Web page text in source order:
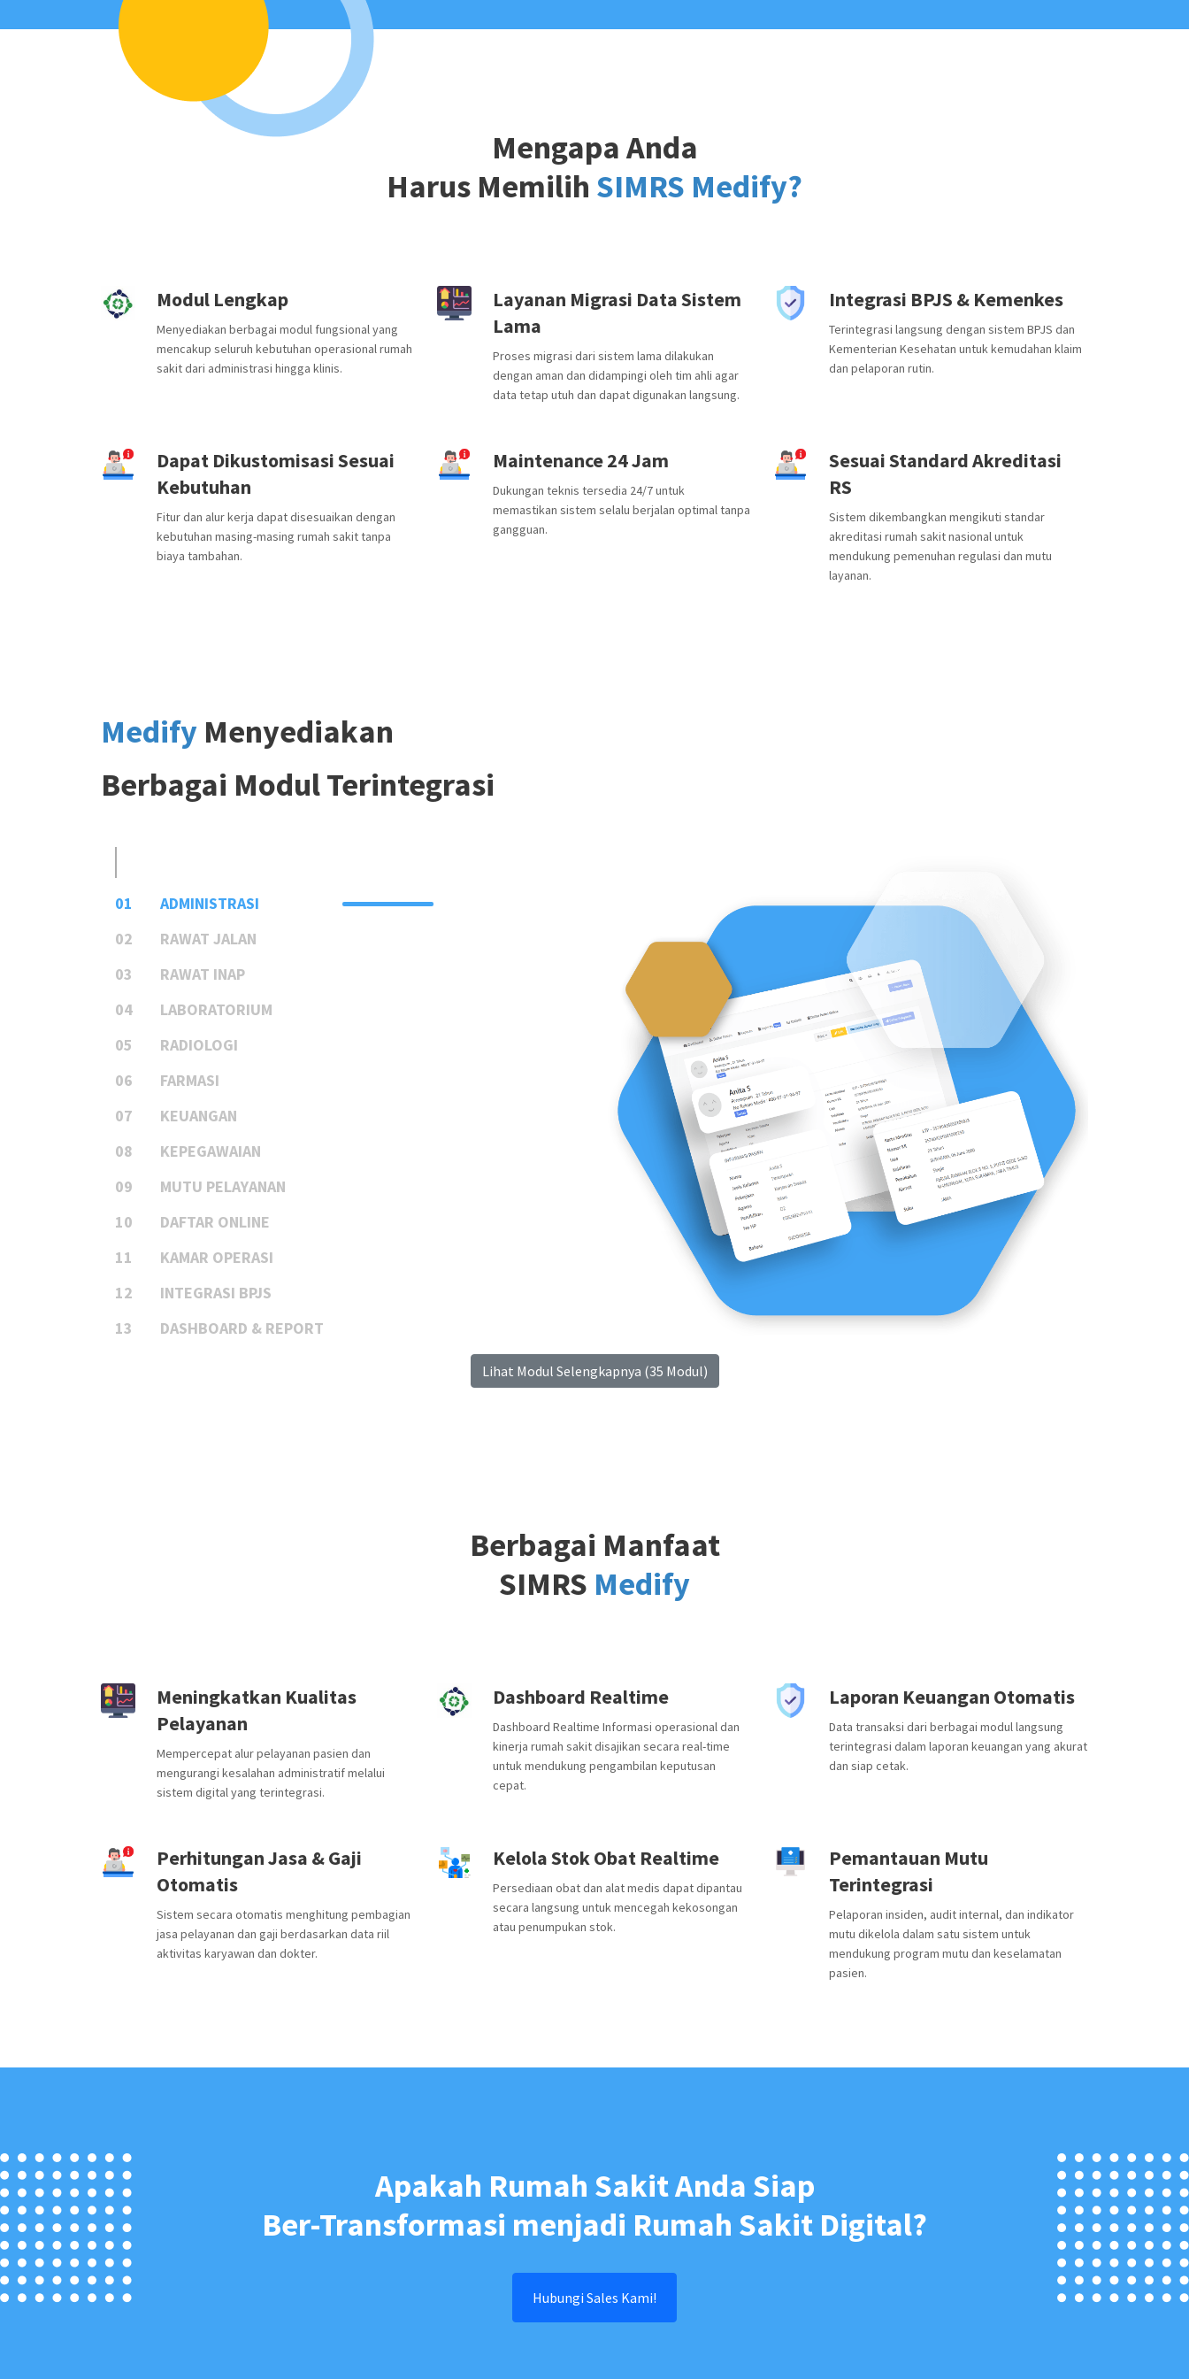
Mengapa Anda
Harus Memilih SIMRS Medify?
Modul Lengkap
Menyediakan berbagai modul fungsional yang
mencakup seluruh kebutuhan operasional rumah
sakit dari administrasi hingga klinis.
Layanan Migrasi Data Sistem
Lama
Proses migrasi dari sistem lama dilakukan
dengan aman dan didampingi oleh tim ahli agar
data tetap utuh dan dapat digunakan langsung.
Integrasi BPJS & Kemenkes
Terintegrasi langsung dengan sistem BPJS dan
Kementerian Kesehatan untuk kemudahan klaim
dan pelaporan rutin.
Dapat Dikustomisasi Sesuai
Kebutuhan
Fitur dan alur kerja dapat disesuaikan dengan
kebutuhan masing-masing rumah sakit tanpa
biaya tambahan.
Maintenance 24 Jam
Dukungan teknis tersedia 24/7 untuk
memastikan sistem selalu berjalan optimal tanpa
gangguan.
Sesuai Standard Akreditasi
RS
Sistem dikembangkan mengikuti standar
akreditasi rumah sakit nasional untuk
mendukung pemenuhan regulasi dan mutu
layanan.
Medify Menyediakan
Berbagai Modul Terintegrasi
01
ADMINISTRASI
02
RAWAT JALAN
03
RAWAT INAP
04
LABORATORIUM
05
RADIOLOGI
06
FARMASI
07
KEUANGAN
08
KEPEGAWAIAN
09
MUTU PELAYANAN
10
DAFTAR ONLINE
11
KAMAR OPERASI
12
INTEGRASI BPJS
13
DASHBOARD & REPORT
Lihat Modul Selengkapnya (35 Modul)
Berbagai Manfaat
SIMRS Medify
Meningkatkan Kualitas
Pelayanan
Mempercepat alur pelayanan pasien dan
mengurangi kesalahan administratif melalui
sistem digital yang terintegrasi.
Dashboard Realtime
Dashboard Realtime Informasi operasional dan
kinerja rumah sakit disajikan secara real-time
untuk mendukung pengambilan keputusan
cepat.
Laporan Keuangan Otomatis
Data transaksi dari berbagai modul langsung
terintegrasi dalam laporan keuangan yang akurat
dan siap cetak.
Perhitungan Jasa & Gaji
Otomatis
Sistem secara otomatis menghitung pembagian
jasa pelayanan dan gaji berdasarkan data riil
aktivitas karyawan dan dokter.
Kelola Stok Obat Realtime
Persediaan obat dan alat medis dapat dipantau
secara langsung untuk mencegah kekosongan
atau penumpukan stok.
Pemantauan Mutu
Terintegrasi
Pelaporan insiden, audit internal, dan indikator
mutu dikelola dalam satu sistem untuk
mendukung program mutu dan keselamatan
pasien.
Apakah Rumah Sakit Anda Siap
Ber-Transformasi menjadi Rumah Sakit Digital?
Hubungi Sales Kami!